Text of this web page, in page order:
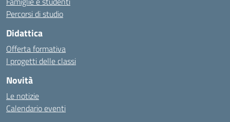
Percorsi di studio
Didattica
Offerta formativa
I progetti delle classi
Novità
Le notizie
Calendario eventi